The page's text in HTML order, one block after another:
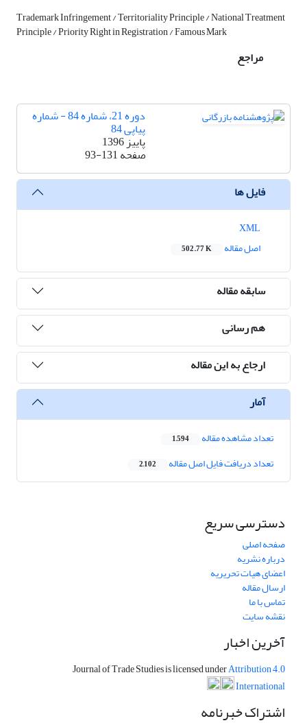
Trademark Infringement / Territoriality Principle / National Treatment
Principle / Priority Right in Registration / Famous Mark
مراجع
دوره 21، شماره 84 - شماره
پیاپی 84
پاییز 1396
صفحه93-131
فایل ها
اصل مقاله
502.77 K
سابقه مقاله
هم رسانی
ارجاع به این مقاله
آمار
تعداد مشاهده مقاله 1,594
تعداد دریافت فایل اصل مقاله 2,102
دسترسی سریع
صفحه اصلی
درباره نشریه
اعضای هیات تحریریه
ارسال مقاله
تماس با ما
نقشه سایت
آخرین اخبار
Journal of Trade Studies is licensed underAttribution 4.0
International
اشتراک خبرنامه